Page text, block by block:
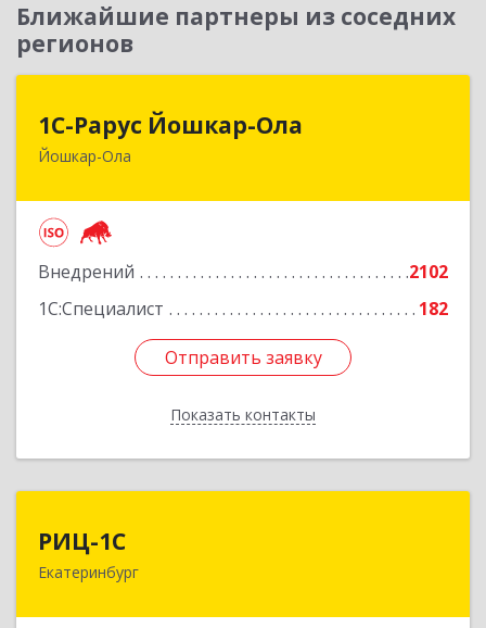
Ближайшие партнеры из соседних
регионов
1С-Рарус Йошкар-Ола
Йошкар-Ола
Внедрений
2102
1С:Специалист
182
Отправить заявку
Показать контакты
424004, Марий Эл Респ, Йошкар-Ола г, Волкова
Отправить заявку
Назад
РИЦ-1С
Екатеринбург
620102, Свердловская обл, Екатеринбург г,